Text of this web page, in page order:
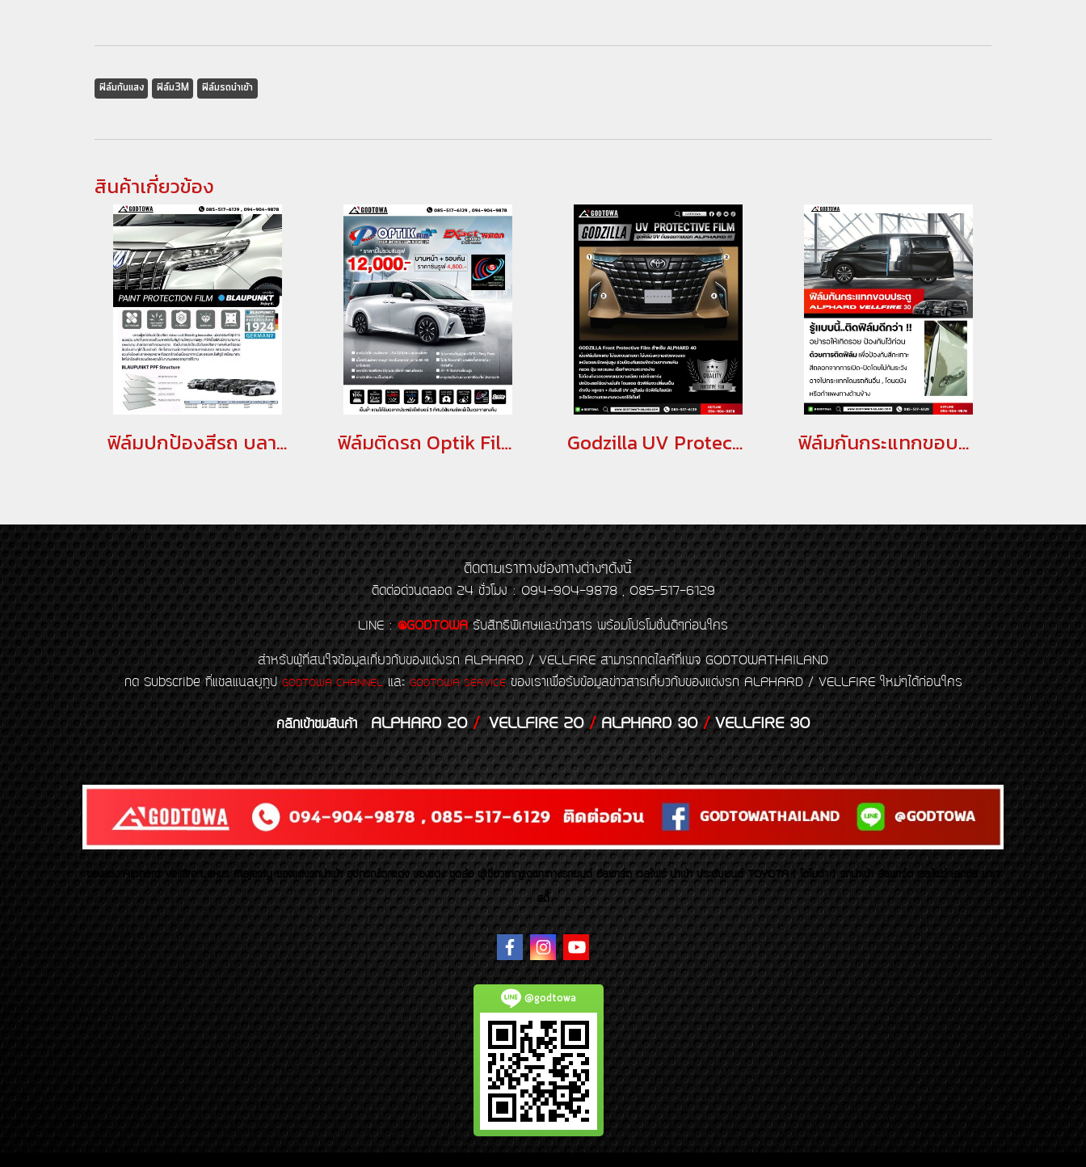
ฟิล์มกันเเสง ฟิล์ม3M ฟิล์มรถนำเข้า
สินค้าเกี่ยวข้อง
ฟิล์มปกป้องสีรถ บลาวฟุ้งค์ Blaupunkt Ppf Structure ฟิล์มกันรอย BLAUPUNKT สำหรับรถยนต์ ALPHARD / VELLFIRE 30 รุ่นปี 2015-2021 ฟิล์มติดรถ Optik Film Premium Process Window Film Optik Film Exact Vision Ceramic Nano Ceramic สำหรับ Alphard 40 Godzilla UV Protection Film ไฟหน้า & ไฟตัดหมอก สำหรับ Alphard 40 ฟิล์มกันกระแทกขอบประตู Alphard 30 Vellfire 30 ฟิล์มกันกระแทกขอบประตู อัลพาร์ด 30 เวลไฟร์ 30
ติดตามเราทางช่องทางต่างๆดังนี้
ติดต่อด่วนตลอด 24 ชั่วโมง : 094-904-9878 , 085-517-6129
LINE : @GODTOWA รับสิทธิพิเศษและข่าวสาร พร้อมโปรโมชั่นดีๆก่อนใคร
สำหรับผู้ที่สนใจข้อมูลเกี่ยวกับของแต่งรถ ALPHARD / VELLFIRE สามารถกดไลค์ที่เพจ GODTOWATHAILAND
กด Subscribe ที่แชลแนลยูทูปGODTOWA CHANNELและ GODTOWA SERVICEของเราเพื่อรับข้อมูลข่าวสารเกี่ยวกับของแต่งรถ ALPHARD / VELLFIRE ใหม่ๆได้ก่อนใคร
คลิกเข้าชมสินค้า ALPHARD 20/VELLFIRE 20/ALPHARD 30/VELLFIRE 30
ของเเต่ง Alphard Vellfire Lexus Majesty ของเเต่งรถนำเข้า อุปกรณ์ตกแต่ง ของแต่ง ชุดล้อ ผู้เชี่ยวชาญเฉพาะทางรถยนต์ อัลพาร์ด เวลไฟร์ นำเข้า ประดับยนต์ TOYOTA ( โตโยต้า ) รถนำเข้า อัลพาร์ด เวลไฟร์ เลกซัส มาเจ
สตี้
@godtowa